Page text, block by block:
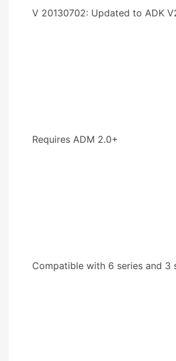
V 20130702: Updated to ADK
Requires ADM 2.0+
Compatible with 6 series and 3